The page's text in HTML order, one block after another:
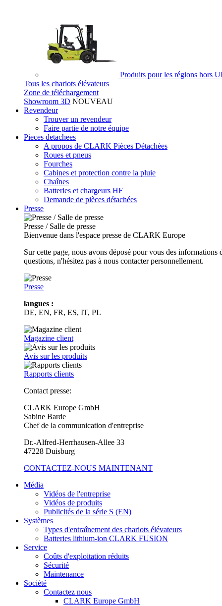
Produits pour les régions hors
Tous les chariots élévateurs
Zone de téléchargement
Showroom 3D NOUVEAU
Revendeur
Trouver un revendeur
Faire partie de notre équipe
Pieces detachees
A propos de CLARK Pièces Détachées
Roues et pneus
Fourches
Cabines et protection contre la pluie
Chaînes
Batteries et chargeurs HF
Demande de pièces détachées
Presse
Presse / Salle de presse
Bienvenue dans l'espace presse de CLARK Europe
Sur cette page, nous avons déposé pour vous des
questions, n'hésitez pas à nous contacter personnellement.
Presse
langues :
DE, EN, FR, ES, IT, PL
Magazine client
Avis sur les produits
Rapports clients
Contact presse:
CLARK Europe GmbH
Sabine Barde
Chef de la communication d'entreprise
Dr.-Alfred-Herrhausen-Allee 33
47228 Duisburg
CONTACTEZ-NOUS MAINTENANT
Média
Vidéos de l'entreprise
Vidéos de produits
Publicités de la série S (EN)
Systèmes
Types d'entraînement des chariots élévateurs
Batteries lithium-ion CLARK FUSION
Service
Coûts d'exploitation réduits
Sécurité
Maintenance
Société
Contactez nous
CLARK Europe GmbH